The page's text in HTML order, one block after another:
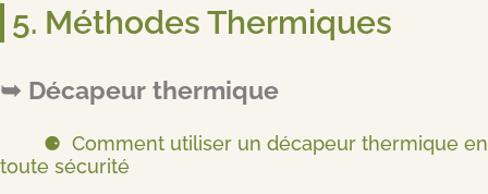
5. Méthodes Thermiques
Décapeur thermique
Comment utiliser un décapeur thermique en
toute sécurité